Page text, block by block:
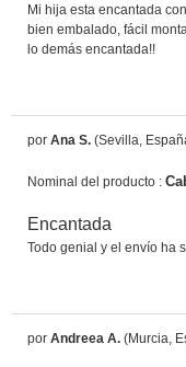
Mi hija esta encantada
bien embalado, fácil
lo demás encantada!!
por Ana S. (Sevilla,
Nominal del producto :
Encantada
Todo genial y el envío ha
por Andreea A. (Murcia,